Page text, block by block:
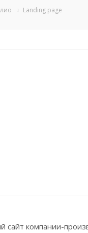
Landing page
сайт компании-